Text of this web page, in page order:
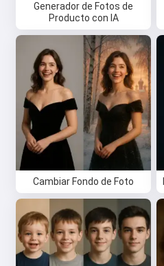
Generador de Fotos de
Producto con IA
Cambiar Fondo de Foto